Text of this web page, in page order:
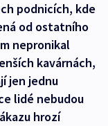
podnicích, kde
od ostatního
nepronikal
kavárnách,
jen jednu
lidé nebudou
hrozí